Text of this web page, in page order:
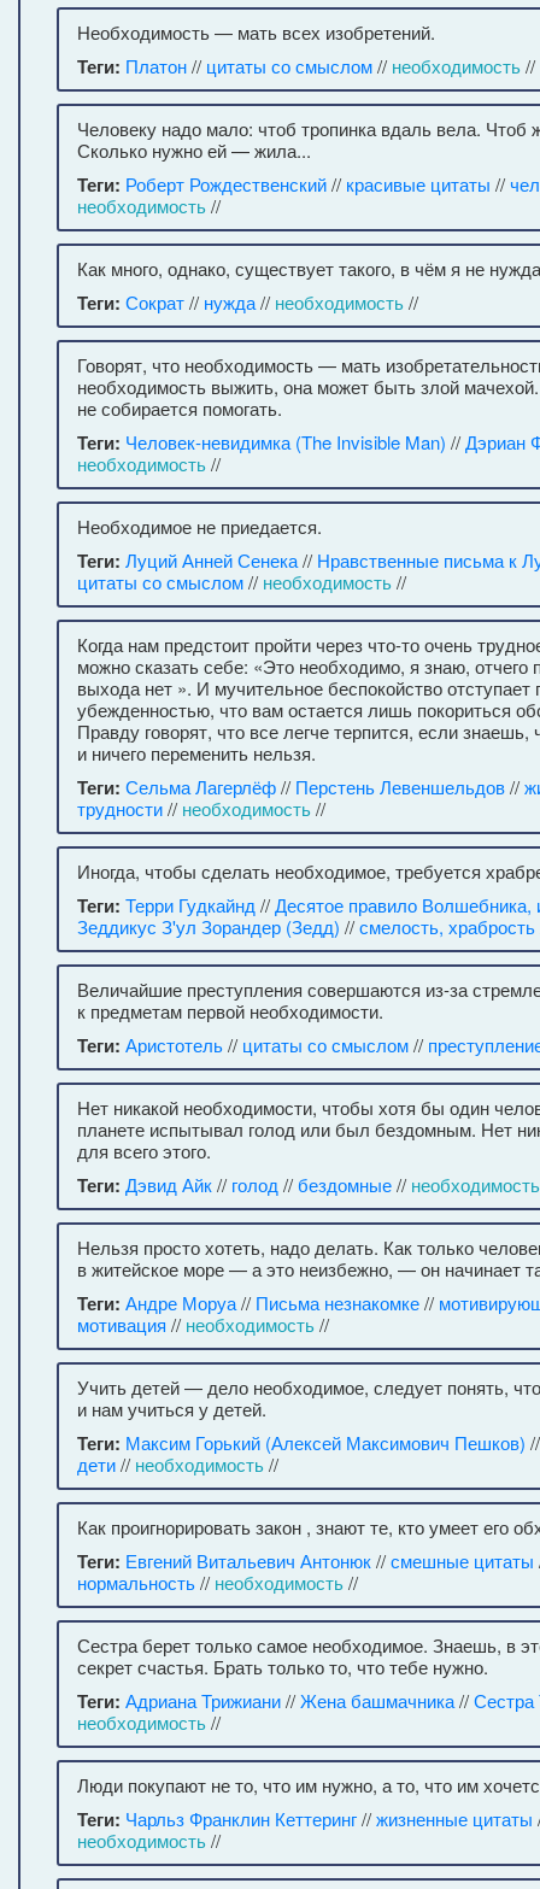
Необходимость — мать всех изобретений.
Теги: Платон// цитаты со смыслом// необходимость//
Человеку надо мало: чтоб тропинка вдаль вела. Чтоб
Сколько нужно ей — жила...
Теги: Роберт Рождественский// красивые цитаты //
необходимость//
Как много, однако, существует такого, в чём я не
Теги: Сократ// нужда// необходимость//
Говорят, что необходимость — мать
необходимость выжить, она может быть злой
не собирается помогать.
Теги: Человек-невидимка (The Invisible Man) //Дэриан
необходимость//
Необходимое не приедается.
Теги: Луций Анней Сенека// Нравственные письма к
цитаты со смыслом// необходимость//
Когда нам предстоит пройти через что-то очень
можно сказать себе: «Это необходимо, я знаю, отчего
выхода нет ». И мучительное беспокойство отступает
убежденностью, что вам остается лишь покориться
Правду говорят, что все легче терпится, если
и ничего переменить нельзя.
Теги: Сельма Лагерлёф// Перстень Левеншельдов//
трудности// необходимость//
Иногда, чтобы сделать необходимое, требуется
Теги: Терри Гудкайнд //Десятое правило Волшебника,
Зеддикус З'ул Зорандер (Зедд) //смелость, храбрость
Величайшие преступления совершаются из-за
к предметам первой необходимости.
Теги: Аристотель// цитаты со смыслом//
Нет никакой необходимости, чтобы хотя бы один
планете испытывал голод или был бездомным. Нет
для всего этого.
Теги: Дэвид Айк// голод //бездомные// необходимость
Нельзя просто хотеть, надо делать. Как только
в житейское море — а это неизбежно, — он начинает
Теги: Андре Моруа// Письма незнакомке//
мотивация // необходимость//
Учить детей — дело необходимое, следует понять,
и нам учиться у детей.
Теги: Максим Горький (Алексей Максимович Пешков)
дети// необходимость//
Как проигнорировать закон , знают те, кто умеет его
Теги: Евгений Витальевич Антонюк//смешные цитаты
нормальность// необходимость//
Сестра берет только самое необходимое. Знаешь, в
секрет счастья. Брать только то, что тебе нужно.
Теги: Адриана Трижиани//Жена башмачника//Сестра
необходимость//
Люди покупают не то, что им нужно, а то, что им
Теги: Чарльз Франклин Кеттеринг//жизненные цитаты
необходимость//